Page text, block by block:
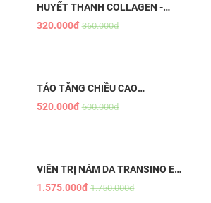
HUYẾT THANH COLLAGEN -
PURE BEAU ESSENCE
320.000đ 360.000đ
TẢO TĂNG CHIỀU CAO
SHINSHIN KAKUMEI
520.000đ 600.000đ
VIÊN TRỊ NÁM DA TRANSINO EX
- CHỐNG NÁM HIỆU QUẢ, AN
TOÀN
1.575.000đ 1.750.000đ